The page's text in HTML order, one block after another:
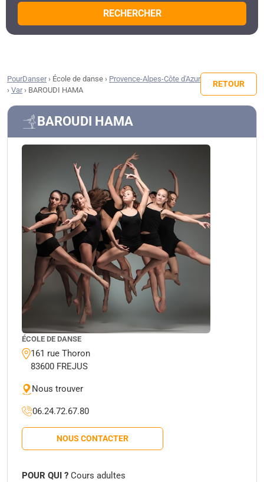
RECHERCHER
PourDanser› École de danse › Provence-Alpes-Côte d'Azur
› Var› BAROUDI HAMA
RETOUR
BAROUDI HAMA
ÉCOLE DE DANSE
161 rue Thoron
83600 FREJUS
Nous trouver
06.24.72.67.80
NOUS CONTACTER
POUR QUI ? Cours adultes